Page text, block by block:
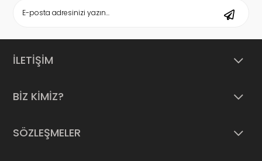
İLETİŞİM
BİZ KİMİZ?
SÖZLEŞMELER